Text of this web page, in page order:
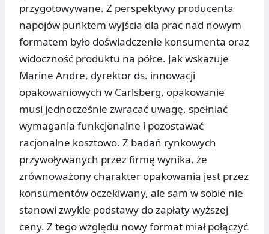
przygotowywane. Z perspektywy producenta
napojów punktem wyjścia dla prac nad nowym
formatem było doświadczenie konsumenta oraz
widoczność produktu na półce. Jak wskazuje
Marine Andre, dyrektor ds. innowacji
opakowaniowych w Carlsberg, opakowanie
musi jednocześnie zwracać uwagę, spełniać
wymagania funkcjonalne i pozostawać
racjonalne kosztowo. Z badań rynkowych
przywoływanych przez firmę wynika, że
zrównoważony charakter opakowania jest przez
konsumentów oczekiwany, ale sam w sobie nie
stanowi zwykle podstawy do zapłaty wyższej
ceny. Z tego względu nowy format miał połączyć